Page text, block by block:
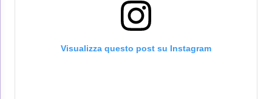
Visualizza questo post su Instagram